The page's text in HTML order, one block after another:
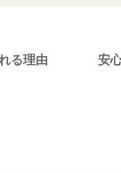
る理由 安